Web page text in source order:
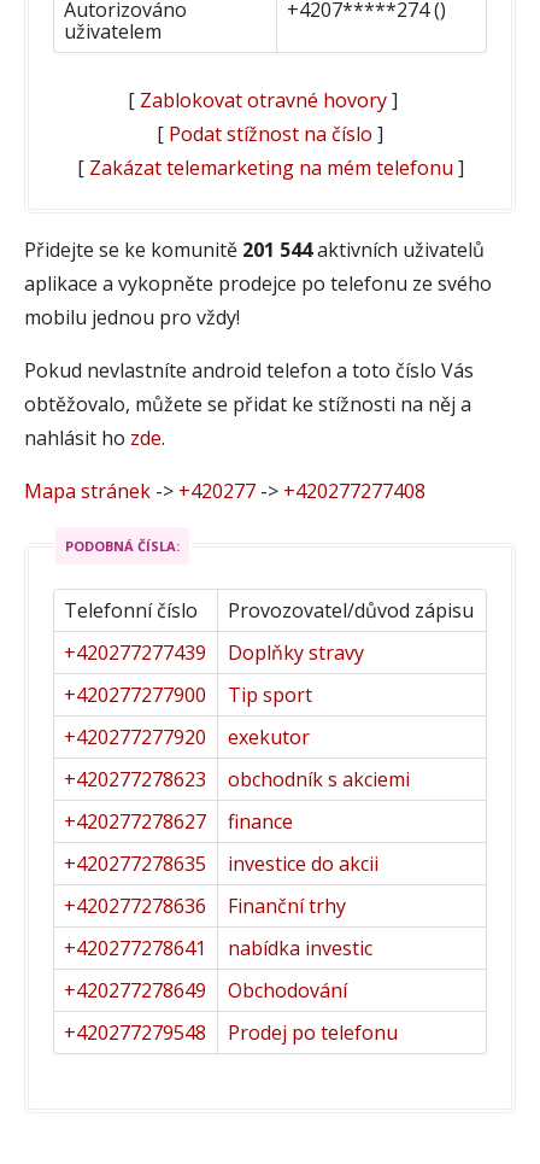
Autorizováno
uživatelem
+4207*****274 ()
[ Zablokovat otravné hovory]
[ Podat stížnost na číslo ]
[ Zakázat telemarketing na mém telefonu ]
Přidejte se ke komunitě 201 544aktivních uživatelů
aplikace a vykopněte prodejce po telefonu ze svého
mobilu jednou pro vždy!
Pokud nevlastníte android telefon a toto číslo Vás
obtěžovalo, můžete se přidat ke stížnosti na něj a
nahlásit ho zde.
Mapa stránek -> +420277 -> +420277277408
PODOBNÁ ČÍSLA:
Telefonní číslo
Provozovatel/důvod zápisu
+420277277439
Doplňky stravy
+420277277900
Tip sport
+420277277920
exekutor
+420277278623
obchodník s akciemi
+420277278627
finance
+420277278635
investice do akcii
+420277278636
Finanční trhy
+420277278641
nabídka investic
+420277278649
Obchodování
+420277279548
Prodej po telefonu